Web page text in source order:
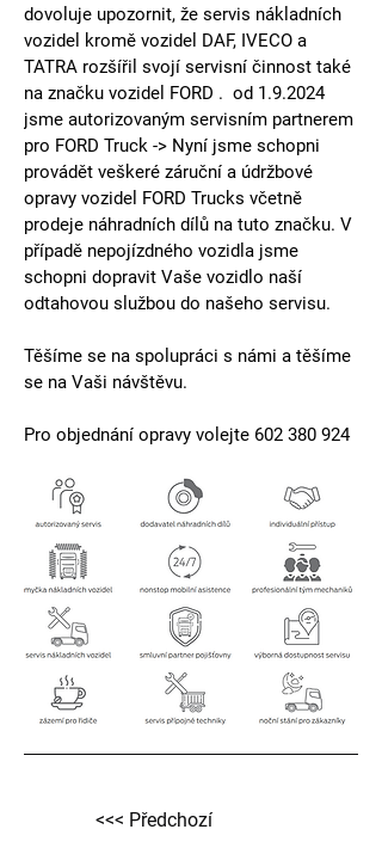
dovoluje upozornit, že servis nákladních
vozidel kromě vozidel DAF, IVECO a
TATRA rozšířil svojí servisní činnost také
na značku vozidel FORD .  od 1.9.2024
jsme autorizovaným servisním partnerem
pro FORD Truck -> Nyní jsme schopni
provádět veškeré záruční a údržbové
opravy vozidel FORD Trucks včetně
prodeje náhradních dílů na tuto značku. V
případě nepojízdného vozidla jsme
schopni dopravit Vaše vozidlo naší
odtahovou službou do našeho servisu.
Těšíme se na spolupráci s námi a těšíme
se na Vaši návštěvu.
Pro objednání opravy volejte 602 380 924
<<< Předchozí